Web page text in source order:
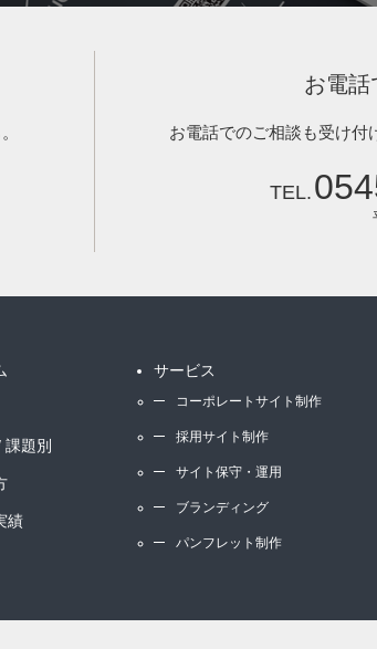
お電
お電話でのご相談も受け付
課題別
績
サービス
コーポレートサイト制作
採用サイト制作
サイト保守・運用
ブランディング
パンフレット制作